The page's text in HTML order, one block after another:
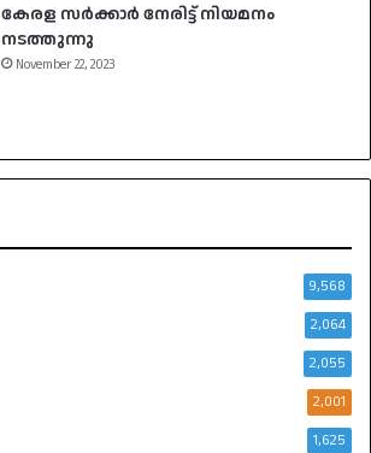
കേരള സർക്കാർ നേരിട്ട് നിയമനം
നടത്തുന്നു
November 22, 2023
9,568
2,064
2,055
2,001
1,625